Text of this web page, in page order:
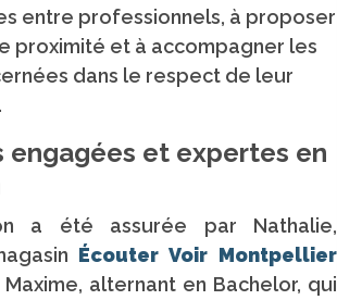
entre professionnels, à proposer
proximité et à accompagner les
dans le respect de leur
engagées et expertes en
a été assurée par Nathalie,
Écouter Voir Montpellier
alternant en Bachelor, qui